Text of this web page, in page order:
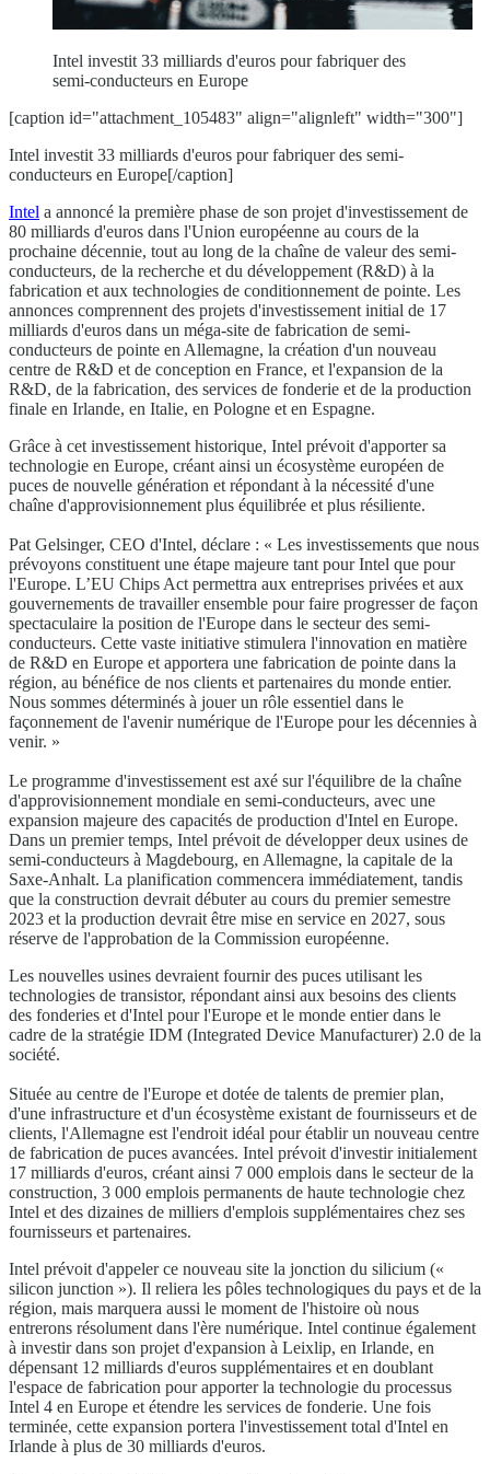
Intel investit 33 milliards d'euros pour fabriquer des
semi-conducteurs en Europe
[caption id="attachment_105483" align="alignleft" width="300"]
Intel investit 33 milliards d'euros pour fabriquer des semi-
conducteurs en Europe[/caption]
Intel a annoncé la première phase de son projet d'investissement de
80 milliards d'euros dans l'Union européenne au cours de la
prochaine décennie, tout au long de la chaîne de valeur des semi-
conducteurs, de la recherche et du développement (R&D) à la
fabrication et aux technologies de conditionnement de pointe. Les
annonces comprennent des projets d'investissement initial de 17
milliards d'euros dans un méga-site de fabrication de semi-
conducteurs de pointe en Allemagne, la création d'un nouveau
centre de R&D et de conception en France, et l'expansion de la
R&D, de la fabrication, des services de fonderie et de la production
finale en Irlande, en Italie, en Pologne et en Espagne.
Grâce à cet investissement historique, Intel prévoit d'apporter sa
technologie en Europe, créant ainsi un écosystème européen de
puces de nouvelle génération et répondant à la nécessité d'une
chaîne d'approvisionnement plus équilibrée et plus résiliente.
Pat Gelsinger, CEO d'Intel, déclare : « Les investissements que nous
prévoyons constituent une étape majeure tant pour Intel que pour
l'Europe. L’EU Chips Act permettra aux entreprises privées et aux
gouvernements de travailler ensemble pour faire progresser de façon
spectaculaire la position de l'Europe dans le secteur des semi-
conducteurs. Cette vaste initiative stimulera l'innovation en matière
de R&D en Europe et apportera une fabrication de pointe dans la
région, au bénéfice de nos clients et partenaires du monde entier.
Nous sommes déterminés à jouer un rôle essentiel dans le
façonnement de l'avenir numérique de l'Europe pour les décennies à
venir. »
Le programme d'investissement est axé sur l'équilibre de la chaîne
d'approvisionnement mondiale en semi-conducteurs, avec une
expansion majeure des capacités de production d'Intel en Europe.
Dans un premier temps, Intel prévoit de développer deux usines de
semi-conducteurs à Magdebourg, en Allemagne, la capitale de la
Saxe-Anhalt. La planification commencera immédiatement, tandis
que la construction devrait débuter au cours du premier semestre
2023 et la production devrait être mise en service en 2027, sous
réserve de l'approbation de la Commission européenne.
Les nouvelles usines devraient fournir des puces utilisant les
technologies de transistor, répondant ainsi aux besoins des clients
des fonderies et d'Intel pour l'Europe et le monde entier dans le
cadre de la stratégie IDM (Integrated Device Manufacturer) 2.0 de la
société.
Située au centre de l'Europe et dotée de talents de premier plan,
d'une infrastructure et d'un écosystème existant de fournisseurs et de
clients, l'Allemagne est l'endroit idéal pour établir un nouveau centre
de fabrication de puces avancées. Intel prévoit d'investir initialement
17 milliards d'euros, créant ainsi 7 000 emplois dans le secteur de la
construction, 3 000 emplois permanents de haute technologie chez
Intel et des dizaines de milliers d'emplois supplémentaires chez ses
fournisseurs et partenaires.
Intel prévoit d'appeler ce nouveau site la jonction du silicium («
silicon junction »). Il reliera les pôles technologiques du pays et de la
région, mais marquera aussi le moment de l'histoire où nous
entrerons résolument dans l'ère numérique. Intel continue également
à investir dans son projet d'expansion à Leixlip, en Irlande, en
dépensant 12 milliards d'euros supplémentaires et en doublant
l'espace de fabrication pour apporter la technologie du processus
Intel 4 en Europe et étendre les services de fonderie. Une fois
terminée, cette expansion portera l'investissement total d'Intel en
Irlande à plus de 30 milliards d'euros.